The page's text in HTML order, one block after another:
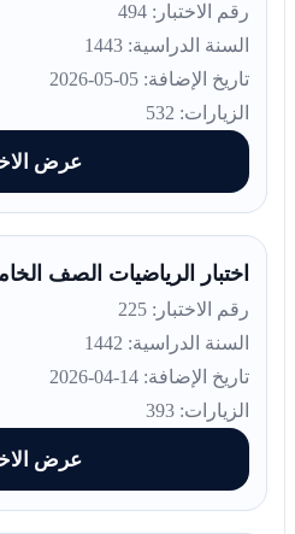
رقم الاختبار: 494
السنة الدراسية: 1443
تاريخ الإضافة: 05-05-2026
الزيارات: 532
عرض
اختبار الرياضيات الصف
رقم الاختبار: 225
السنة الدراسية: 1442
تاريخ الإضافة: 14-04-2026
الزيارات: 393
عرض